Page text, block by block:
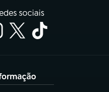
sociais